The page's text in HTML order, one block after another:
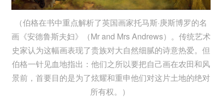
（伯格在书中重点解析了英国画家托马斯·庚斯博罗的名
画《安德鲁斯夫妇》（Mr and Mrs Andrews）。传统艺术
史家认为这幅画表现了贵族对大自然细腻的诗意热爱。但
伯格一针见血地指出：他们之所以要把自己画在农田和风
景前，首要目的是为了炫耀和重申他们对这片土地的绝对
所有权。）